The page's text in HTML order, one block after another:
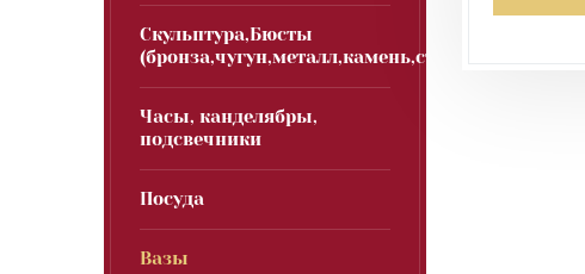
Скульптура,Бюсты
(бронза,чугун,металл,камень,стекло)
Часы, канделябры,
подсвечники
Посуда
Вазы